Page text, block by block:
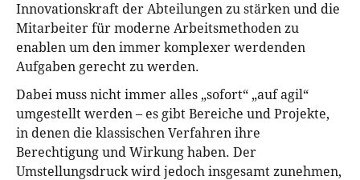
Innovationskraft der Abteilungen zu stärken und die
Mitarbeiter für moderne Arbeitsmethoden zu
enablen um den immer komplexer werdenden
Aufgaben gerecht zu werden.
Dabei muss nicht immer alles „sofort“ „auf agil“
umgestellt werden – es gibt Bereiche und Projekte,
in denen die klassischen Verfahren ihre
Berechtigung und Wirkung haben. Der
Umstellungsdruck wird jedoch insgesamt zunehmen,